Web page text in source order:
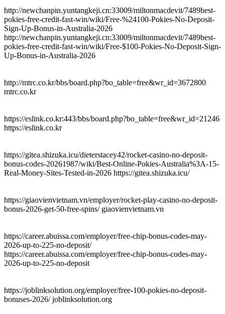
http://newchanpin.yuntangkeji.cn:33009/miltonmacdevit/7489best-
pokies-free-credit-fast-win/wiki/Free-%24100-Pokies-No-Deposit-
Sign-Up-Bonus-in-Australia-2026
http://newchanpin.yuntangkeji.cn:33009/miltonmacdevit/7489best-
pokies-free-credit-fast-win/wiki/Free-$100-Pokies-No-Deposit-Sign-
Up-Bonus-in-Australia-2026
http://mtrc.co.kr/bbs/board.php?bo_table=free&wr_id=3672800
mtrc.co.kr
https://eslink.co.kr:443/bbs/board.php?bo_table=free&wr_id=21246
https://eslink.co.kr
https://gitea.shizuka.icu/dieterstacey42/rocket-casino-no-deposit-
bonus-codes-20261987/wiki/Best-Online-Pokies-Australia%3A-15-
Real-Money-Sites-Tested-in-2026 https://gitea.shizuka.icu/
https://giaovienvietnam.vn/employer/rocket-play-casino-no-deposit-
bonus-2026-get-50-free-spins/ giaovienvietnam.vn
https://career.abuissa.com/employer/free-chip-bonus-codes-may-
2026-up-to-225-no-deposit/
https://career.abuissa.com/employer/free-chip-bonus-codes-may-
2026-up-to-225-no-deposit
https://joblinksolution.org/employer/free-100-pokies-no-deposit-
bonuses-2026/ joblinksolution.org